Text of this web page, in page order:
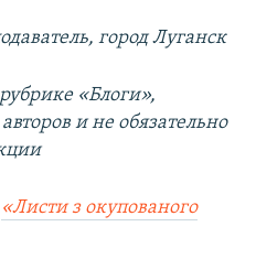
город Луганск
«Блоги»,
и не обязательно
«Листи з окупованого